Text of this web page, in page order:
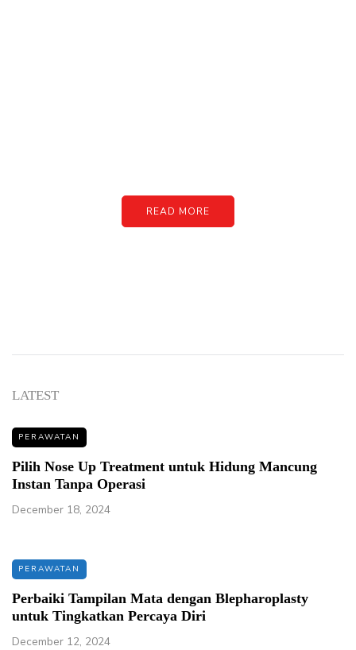
READ MORE
LATEST
PERAWATAN
Pilih Nose Up Treatment untuk Hidung Mancung
Instan Tanpa Operasi
December 18, 2024
PERAWATAN
Perbaiki Tampilan Mata dengan Blepharoplasty
untuk Tingkatkan Percaya Diri
December 12, 2024